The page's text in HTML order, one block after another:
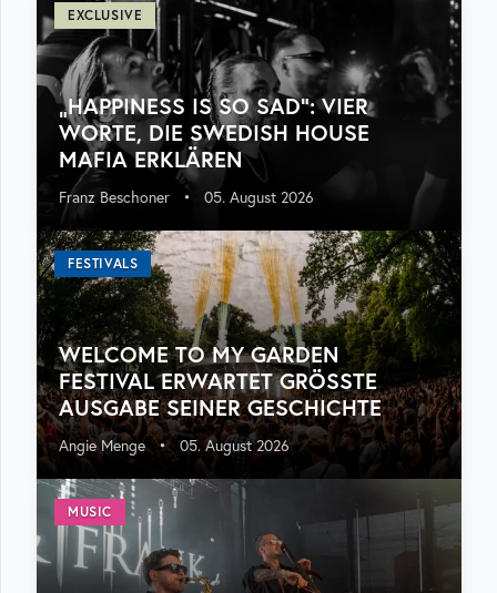
EXCLUSIVE
„HAPPINESS IS SO SAD“: VIER
WORTE, DIE SWEDISH HOUSE
MAFIA ERKLÄREN
Franz Beschoner • 05. August 2026
FESTIVALS
WELCOME TO MY GARDEN
FESTIVAL ERWARTET GRÖSSTE A
USGABE SEINER GESCHICHTE
Angie Menge • 05. August 2026
MUSIC